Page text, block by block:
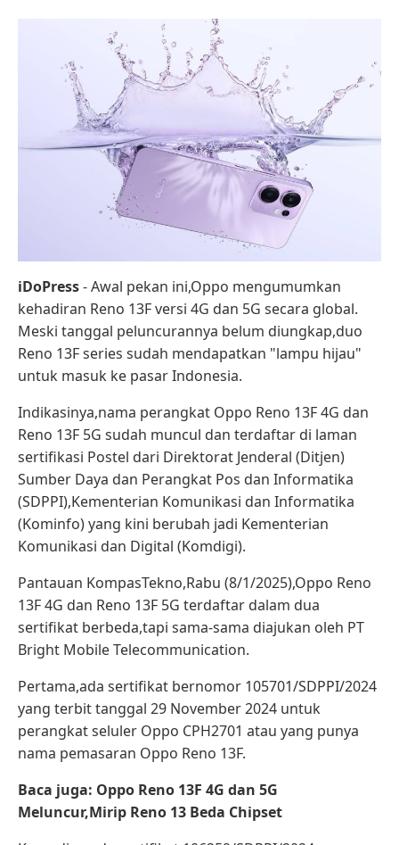
iDoPress- Awal pekan ini,Oppo mengumumkan
kehadiran Reno 13F versi 4G dan 5G secara global.
Meski tanggal peluncurannya belum diungkap,duo
Reno 13F series sudah mendapatkan "lampu hijau"
untuk masuk ke pasar Indonesia.
Indikasinya,nama perangkat Oppo Reno 13F 4G dan
Reno 13F 5G sudah muncul dan terdaftar di laman
sertifikasi Postel dari Direktorat Jenderal (Ditjen)
Sumber Daya dan Perangkat Pos dan Informatika
(SDPPI),Kementerian Komunikasi dan Informatika
(Kominfo) yang kini berubah jadi Kementerian
Komunikasi dan Digital (Komdigi).
Pantauan KompasTekno,Rabu (8/1/2025),Oppo Reno
13F 4G dan Reno 13F 5G terdaftar dalam dua
sertifikat berbeda,tapi sama-sama diajukan oleh PT
Bright Mobile Telecommunication.
Pertama,ada sertifikat bernomor 105701/SDPPI/2024
yang terbit tanggal 29 November 2024 untuk
perangkat seluler Oppo CPH2701 atau yang punya
nama pemasaran Oppo Reno 13F.
Baca juga: Oppo Reno 13F 4G dan 5G
Meluncur,Mirip Reno 13 Beda Chipset